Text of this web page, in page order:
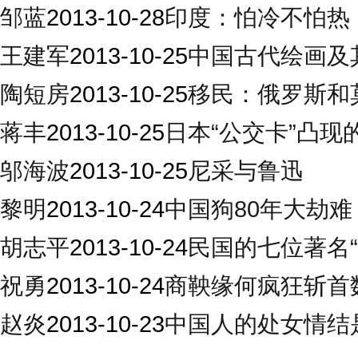
邹蓝2013-10-28印度：怕冷不怕热
王建军2013-10-25中国古代绘画
陶短房2013-10-25移民：俄罗斯和
蒋丰2013-10-25日本“公交卡”凸现
邬海波2013-10-25尼采与鲁迅
黎明2013-10-24中国狗80年大劫难
胡志平2013-10-24民国的七位著名
祝勇2013-10-24商鞅缘何疯狂斩首
赵炎2013-10-23中国人的处女情